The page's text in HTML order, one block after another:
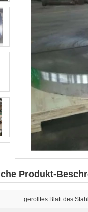
Produkt-
gerolltes Blatt des